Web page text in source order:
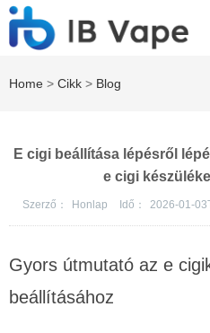
Home > Cikk > Blog
E cigi beállítása lépésről
e cigi
Szerző： Honlap Idő： 2026-01-
Gyors útmutató az e
beállításához